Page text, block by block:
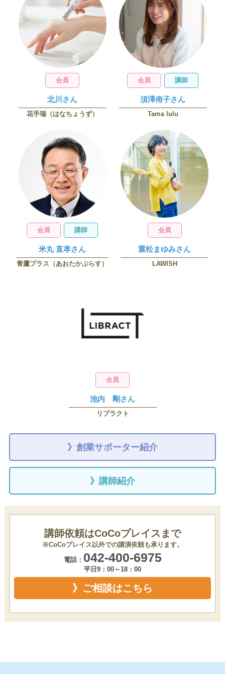
会員
北川さん
花手瑞（はなちょうず）
会員 講師
須澤侑子さん
Tama lulu
会員 講師
米丸 直孝さん
青鷹プラス（あおたかぷらす）
会員
重松まゆみさん
LAWISH
会員
池内 剛さん
リブラクト
》創業サポーター紹介
》講師紹介
講師依頼はCoCoプレイスまで
※CoCoプレイス以外での講演依頼も承ります。
電話： 042-400-6975
平日9：00～18：00
》ご相談はこちら